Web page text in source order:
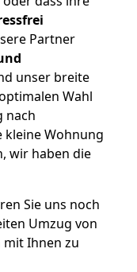
Partner
unser breite
Wahl
nach
kleine Wohnung
wir haben die
Sie uns noch
Umzug von
Ihnen zu